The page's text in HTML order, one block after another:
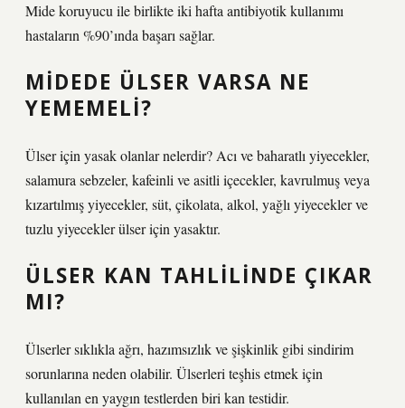
Mide koruyucu ile birlikte iki hafta antibiyotik kullanımı
hastaların %90’ında başarı sağlar.
MIDEDE ÜLSER VARSA NE
YEMEMELI?
Ülser için yasak olanlar nelerdir? Acı ve baharatlı yiyecekler,
salamura sebzeler, kafeinli ve asitli içecekler, kavrulmuş veya
kızartılmış yiyecekler, süt, çikolata, alkol, yağlı yiyecekler ve
tuzlu yiyecekler ülser için yasaktır.
ÜLSER KAN TAHLILINDE ÇIKAR
MI?
Ülserler sıklıkla ağrı, hazımsızlık ve şişkinlik gibi sindirim
sorunlarına neden olabilir. Ülserleri teşhis etmek için
kullanılan en yaygın testlerden biri kan testidir.